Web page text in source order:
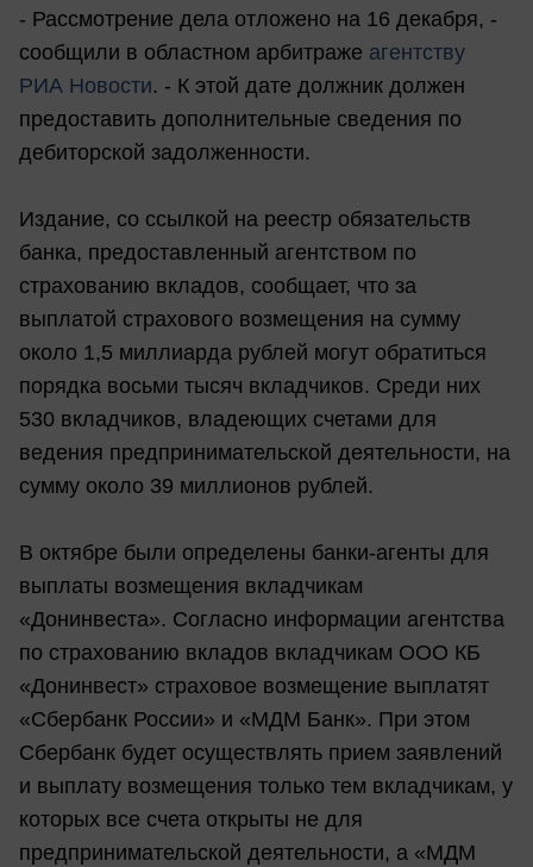
- Рассмотрение дела отложено на 16 декабря, -
сообщили в областном арбитраже агентству
РИА Новости. - К этой дате должник должен
предоставить дополнительные сведения по
дебиторской задолженности.
Издание, со ссылкой на реестр обязательств
банка, предоставленный агентством по
страхованию вкладов, сообщает, что за
выплатой страхового возмещения на сумму
около 1,5 миллиарда рублей могут обратиться
порядка восьми тысяч вкладчиков. Среди них
530 вкладчиков, владеющих счетами для
ведения предпринимательской деятельности, на
сумму около 39 миллионов рублей.
В октябре были определены банки-агенты для
выплаты возмещения вкладчикам
«Донинвеста». Согласно информации агентства
по страхованию вкладов вкладчикам ООО КБ
«Донинвест» страховое возмещение выплатят
«Сбербанк России» и «МДМ Банк». При этом
Сбербанк будет осуществлять прием заявлений
и выплату возмещения только тем вкладчикам, у
которых все счета открыты не для
предпринимательской деятельности, а «МДМ